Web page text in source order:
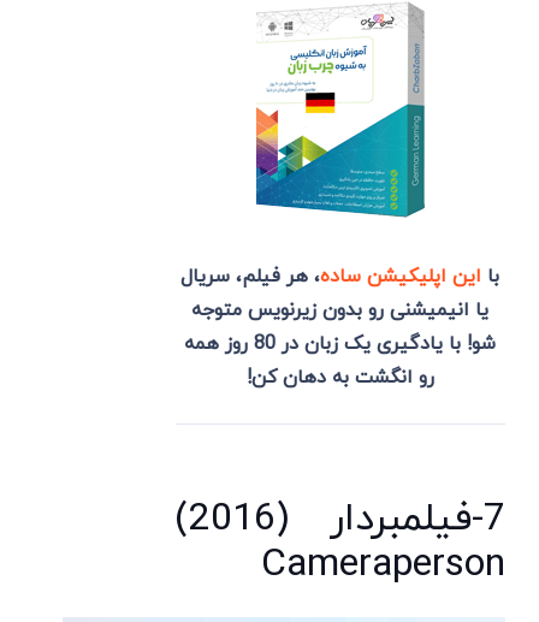
با این اپلیکیشن ساده، هر فیلم، سریال
یا انیمیشنی رو بدون زیرنویس متوجه
شو! با یادگیری یک زبان در 80 روز همه
رو انگشت به دهان کن!
7-فیلمبردار (2016)
Cameraperson